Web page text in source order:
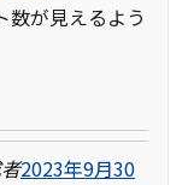
数が見えるよう
2023年9月30